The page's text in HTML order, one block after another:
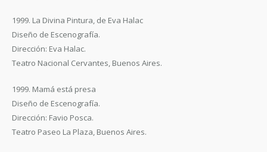
1999. La Divina Pintura, de Eva Halac
Diseño de Escenografía.
Dirección: Eva Halac.
Teatro Nacional Cervantes, Buenos Aires.
1999. Mamá está presa
Diseño de Escenografía.
Dirección: Favio Posca.
Teatro Paseo La Plaza, Buenos Aires.